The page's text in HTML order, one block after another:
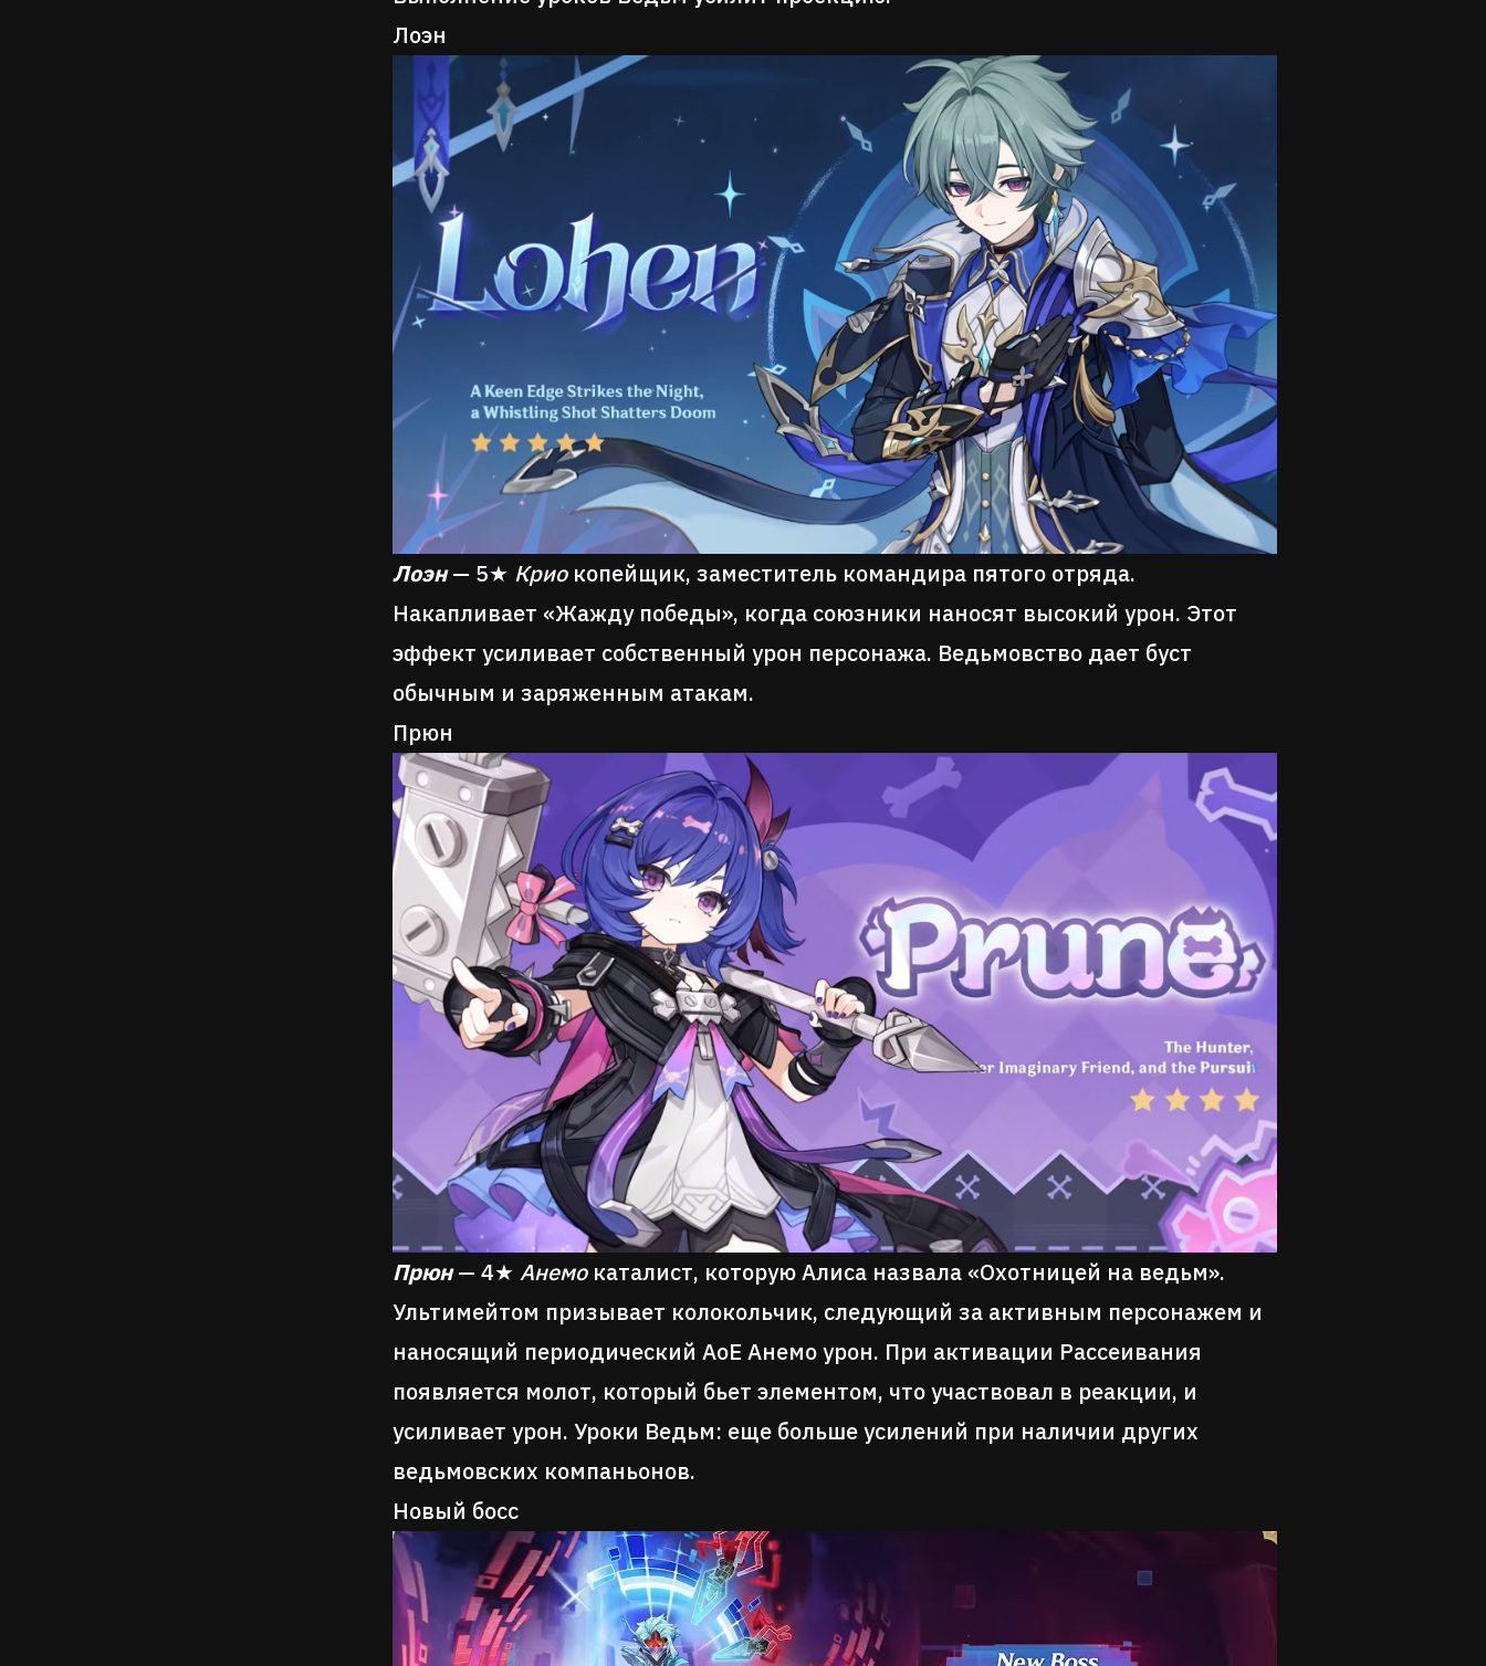
Лоэн
Лоэн— 5★ Криокопейщик, заместитель командира пятого отряда.
Накапливает «Жажду победы», когда союзники наносят высокий урон. Этот
эффект усиливает собственный урон персонажа. Ведьмовство дает буст
обычным и заряженным атакам.
Прюн
Прюн— 4★ Анемо каталист, которую Алиса назвала «Охотницей на ведьм».
Ультимейтом призывает колокольчик, следующий за активным персонажем и
наносящий периодический AoE Анемо урон. При активации Рассеивания
появляется молот, который бьет элементом, что участвовал в реакции, и
усиливает урон. Уроки Ведьм: еще больше усилений при наличии других
ведьмовских компаньонов.
Новый босс